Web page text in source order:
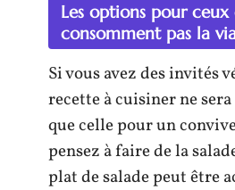
Les options pour
consomment pas la
Si vous avez des invités
recette à cuisiner ne
que celle pour un
pensez à faire de la
plat de salade peut être